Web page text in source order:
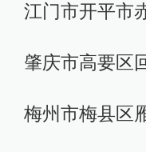
江门市开平市
肇庆市高要区
梅州市梅县区